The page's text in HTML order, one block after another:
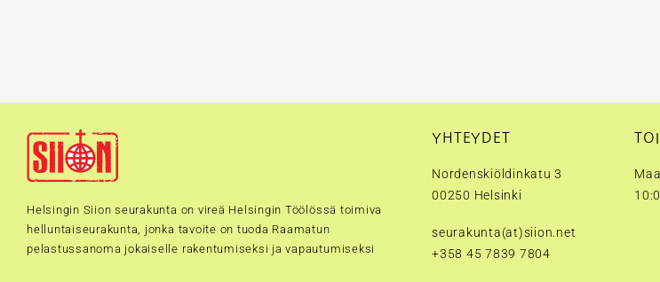
Helsingin Siion seurakunta on vireä Helsingin Töölössä toimiva
helluntaiseurakunta, jonka tavoite on tuoda Raamatun
pelastussanoma jokaiselle rakentumiseksi ja vapautumiseksi
YHTEYDET
Nordenskiöldinkatu 3
00250 Helsinki
seurakunta(at)siion.net
+358 45 7839 7804